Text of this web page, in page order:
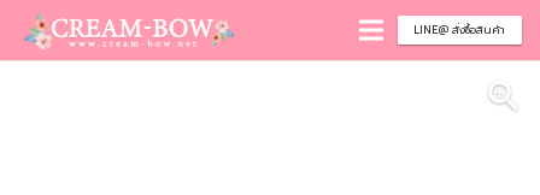
LINE@ สั่งซื้อสินค้า